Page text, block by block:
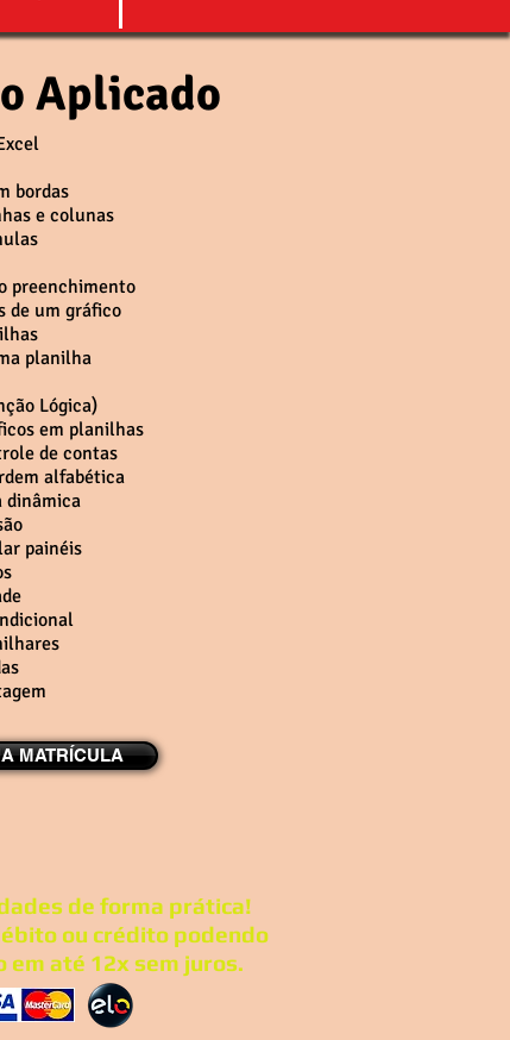
Aplicado
bordas
e colunas
preenchimento
de um gráfico
planilha
Lógica)
em planilhas
de contas
alfabética
dinâmica
painéis
MATRÍCULA
de forma prática!
ou crédito podendo
em até 12x sem juros.